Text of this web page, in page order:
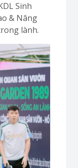
Sinh
& Nâng
lành.